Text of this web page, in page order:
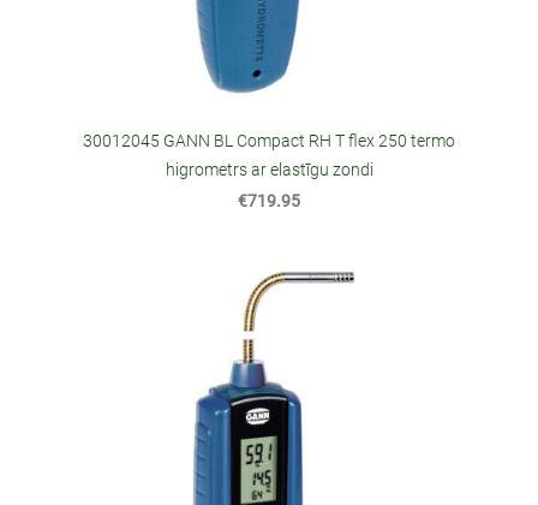
30012045 GANN BL Compact RH T flex 250 termo
higrometrs ar elastīgu zondi
€719.95